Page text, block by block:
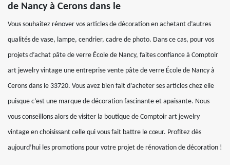
de Nancy à Cerons dans le
Vous souhaitez rénover vos articles de décoration en achetant d’autres
qualités de vase, lampe, cendrier, cadre de photo. Dans ce cas, pour vos
projets d’achat pâte de verre École de Nancy, faites confiance à Comptoir
art jewelry vintage une entreprise vente pâte de verre École de Nancy à
Cerons dans le 33720. Vous avez bien fait d’acheter ses articles chez elle
puisque c’est une marque de décoration fascinante et apaisante. Nous
vous conseillons alors de visiter la boutique de Comptoir art jewelry
vintage en choisissant celle qui vous fait battre le cœur. Profitez dès
aujourd’hui les promotions pour votre projet de rénovation de décoration !